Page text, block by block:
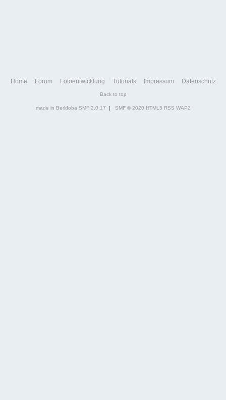
Home Forum Fotoentwicklung Tutorials Impressum Datenschutz
Back to top
made in Berldoba SMF 2.0.17 | SMF © 2020 HTML5 RSS WAP2